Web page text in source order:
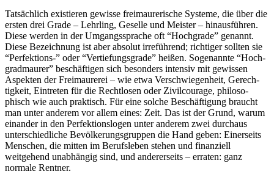
Tatsächlich existieren gewisse freimaurerische Systeme, die über die
ersten drei Grade – Lehrling, Geselle und Meister – hinausführen.
Diese werden in der Umgangssprache oft “Hoch­grade” genannt.
Diese Bezeich­nung ist aber absolut irrefüh­rend; richtiger sollten sie
“Per­fektions-” oder “Vertiefungsgra­de” heißen. Sogenannte “Hoch­
gradmaurer” beschäftigen sich besonders intensiv mit gewissen
Aspekten der Freimaurerei – wie etwa Verschwiegenheit, Gerech­
tigkeit, Eintreten für die Recht­losen oder Zivilcourage, philoso­
phisch wie auch praktisch. Für eine solche Beschäftigung braucht
man unter anderem vor allem eines: Zeit. Das ist der Grund, warum
einander in den Perfektionslogen unter anderem zwei durchaus
unterschiedliche Bevölkerungsgruppen die Hand geben: Einerseits
Menschen, die mitten im Berufsleben stehen und finanziell
weitgehend unab­hängig sind, und andererseits – erraten: ganz
normale Rentner.